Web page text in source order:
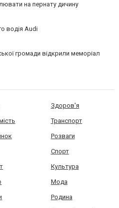
на пернату дичину
водія Audi
громади відкрили меморіал
Здоров'я
Транспорт
Розваги
Спорт
Культура
Мода
Родина